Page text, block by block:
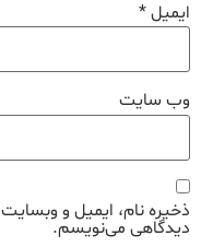
ایمیل*
وب‌ سایت
ذخیره نام، ایمیل و
دیدگاهی می‌نویسم.